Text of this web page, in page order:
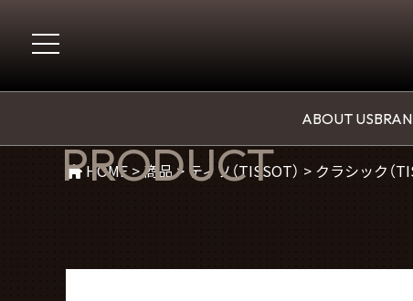
ABOUT US
PRODUCT
HOME>商品> ティソ（TISSOT） > クラシック（